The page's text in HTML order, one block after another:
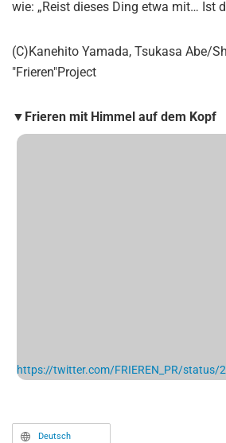
wie: „Reist dieses Ding etwa mit… Ist
(C)Kanehito Yamada, Tsukasa Abe/
"Frieren"Project
▼Frieren mit Himmel auf dem Kopf
https://twitter.com/FRIEREN_PR/status/
Deutsch